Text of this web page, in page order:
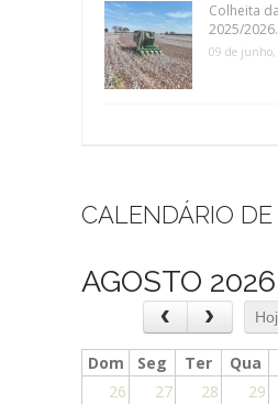
Colheita
2025/
09 de junho,
CALENDÁRIO DE
AGOSTO 2026
Dom Seg Ter Qua
26
27 28 29